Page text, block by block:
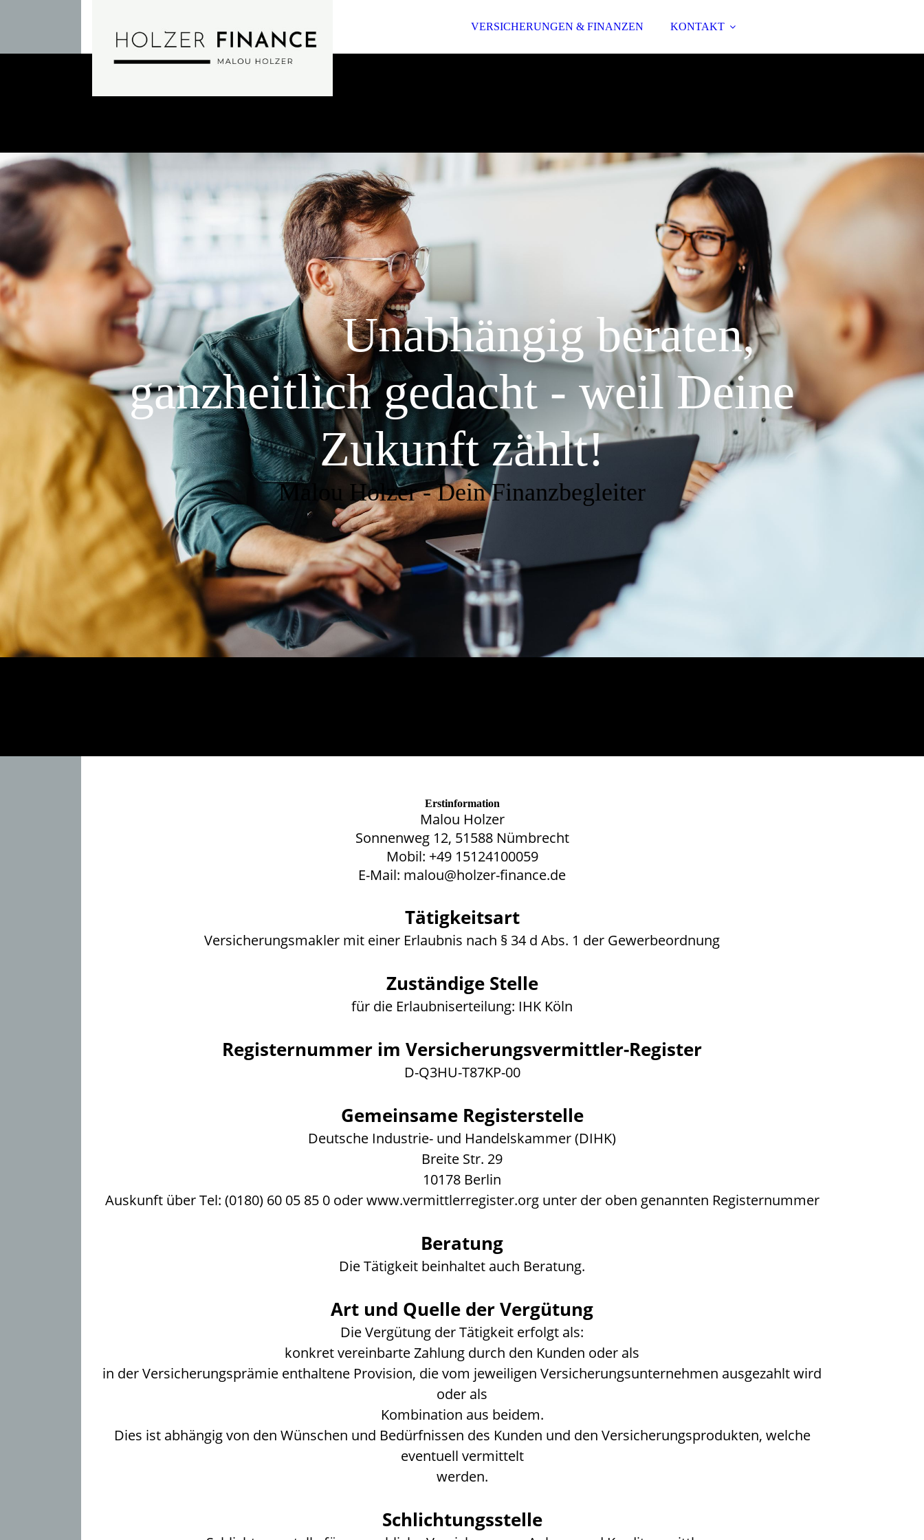
VERSICHERUNGEN & FINANZEN KONTAKT
Unabhängig beraten,
ganzheitlich gedacht - weil Deine
Zukunft zählt!
Malou Holzer - Dein Finanzbegleiter
Erstinformation
Malou Holzer
Sonnenweg 12, 51588 Nümbrecht
Mobil: +49 15124100059
E-Mail: malou@holzer-finance.de
Tätigkeitsart
Versicherungsmakler mit einer Erlaubnis nach § 34 d Abs. 1 der Gewerbeordnung
Zuständige Stelle
für die Erlaubniserteilung: IHK Köln
Registernummer im Versicherungsvermittler-Register
D-Q3HU-T87KP-00
Gemeinsame Registerstelle
Deutsche Industrie- und Handelskammer (DIHK)
Breite Str. 29
10178 Berlin
Auskunft über Tel: (0180) 60 05 85 0 oder www.vermittlerregister.org unter der oben genannten Registernummer
Beratung
Die Tätigkeit beinhaltet auch Beratung.
Art und Quelle der Vergütung
Die Vergütung der Tätigkeit erfolgt als:
konkret vereinbarte Zahlung durch den Kunden oder als
in der Versicherungsprämie enthaltene Provision, die vom jeweiligen Versicherungsunternehmen ausgezahlt wird
oder als
Kombination aus beidem.
Dies ist abhängig von den Wünschen und Bedürfnissen des Kunden und den Versicherungsprodukten, welche
eventuell vermittelt
werden.
Schlichtungsstelle